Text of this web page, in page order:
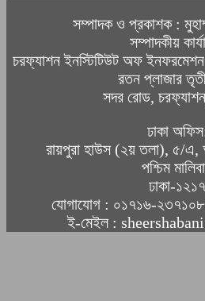
সম্পাদক ও প্রকাশক :
সম্পাদকীয়
চরফ্যাশন ইনস্টিটিউট অফ
রতন প্লাজার
সদর রোড,
ঢাকা
রায়পুরা হাউস (২য় তলা), ৫/এ,
পশ্চিম
ঢাকা-১২১৭
যোগাযোগ : ০১৭১৬-
ই-মেইল :